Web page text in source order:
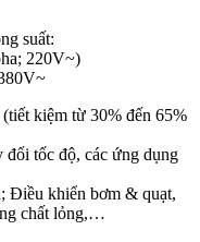
suất:
220V~)
kiệm từ 30% đến 65%
đổi tốc độ, các ứng dụng
Điều khiển bơm & quạt,
chất lỏng,…